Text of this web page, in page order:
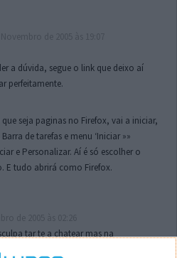
a dúvida, segue o link que deixo aí
perfeitamente.
seja paginas no Firefox, vai a iniciar,
de tarefas e menu ‘Iniciar »»
e Personalizar. Aí é só escolher o
E tudo abrirá como Firefox.
tar te a chatear mas na